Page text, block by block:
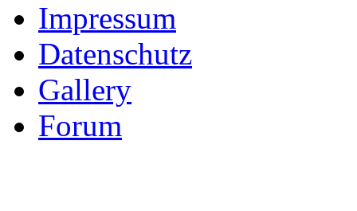
Impressum
Datenschutz
Gallery
Forum